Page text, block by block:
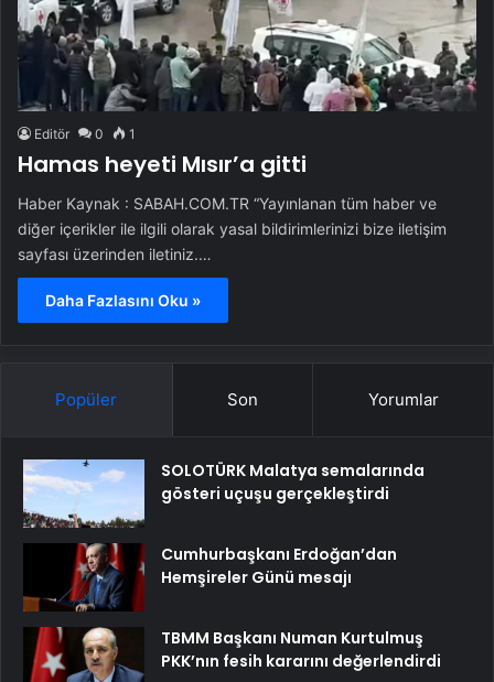
Editör 0 1
Hamas heyeti Mısır’a gitti
Haber Kaynak : SABAH.COM.TR “Yayınlanan tüm haber ve
diğer içerikler ile ilgili olarak yasal bildirimlerinizi bize iletişim
sayfası üzerinden iletiniz.…
Daha Fazlasını Oku »
Popüler Son Yorumlar
SOLOTÜRK Malatya semalarında
gösteri uçuşu gerçekleştirdi
Cumhurbaşkanı Erdoğan’dan
Hemşireler Günü mesajı
TBMM Başkanı Numan Kurtulmuş
PKK’nın fesih kararını değerlendirdi